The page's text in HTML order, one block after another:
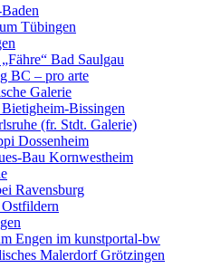
Ausschreibungen für Künstler
Tübingen
Bad Saulgau
BC – pro arte
Galerie
Bissingen
(fr. Stdt. Galerie)
Dossenheim
Bau Kornwestheim
Ravensburg
Engen im kunstportal-bw
Malerdorf Grötzingen